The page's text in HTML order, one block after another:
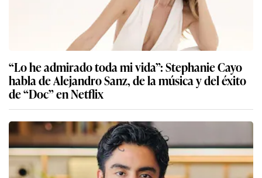
“Lo he admirado toda mi vida”: Stephanie Cayo
habla de Alejandro Sanz, de la música y del éxito
de “Doc” en Netflix